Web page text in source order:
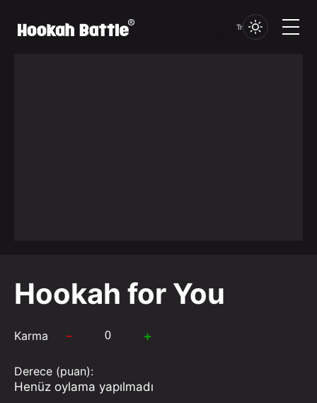
Tr
Hookah for You
Karma - +
Derece (puan):
Henüz oylama yapılmadı